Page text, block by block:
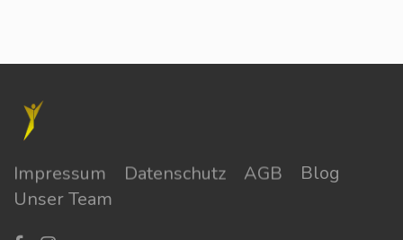
Impressum Datenschutz AGB
Blog
Unser Team